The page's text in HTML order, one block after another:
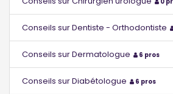
0
Conseils sur Dentiste - Orthodontiste
Conseils sur Dermatologue 6 pros
Conseils sur Diabétologue 6 pros